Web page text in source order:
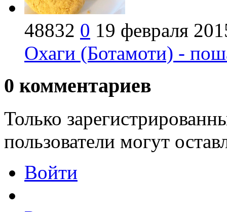
48832 0 19 февраля
Охаги (Ботамоти) -
0 комментариев
Только
пользователи могут
Войти